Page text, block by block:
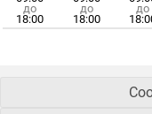
до
18:00
до
18:00
до